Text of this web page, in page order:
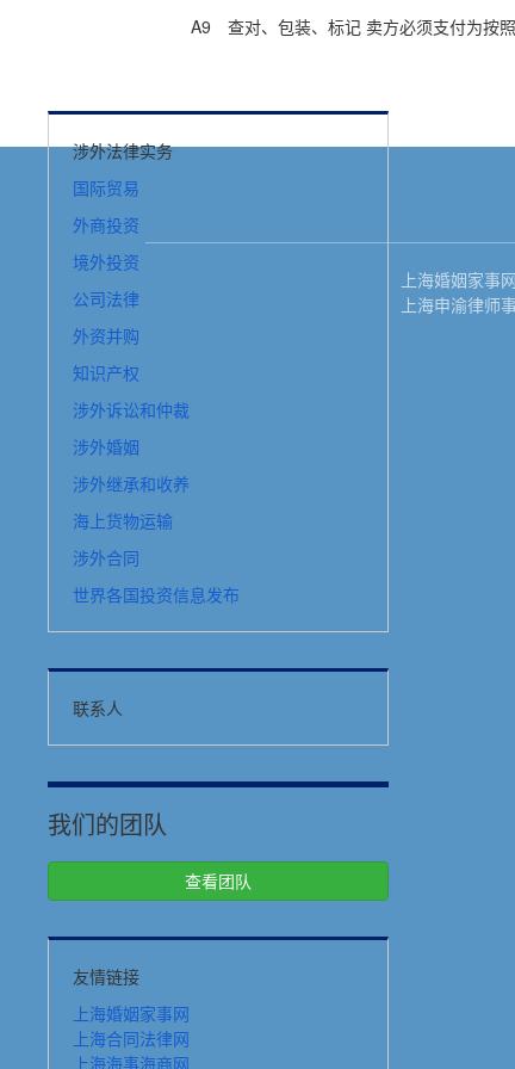
A9 查对、包装、标记 卖方必须支付为按照
涉外法律实务
国际贸易
外商投资
境外投资
公司法律
外资并购
知识产权
涉外诉讼和仲裁
涉外婚姻
涉外继承和收养
海上货物运输
涉外合同
世界各国投资信息发布
联系人
我们的团队
查看团队
友情链接
上海婚姻家事网
上海合同法律网
上海海事海商网
上海婚姻家事网
上海申渝律